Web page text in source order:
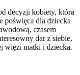
decyzji kobiety, która
poświęca dla dziecka
czasem
dar z siebie,
więzi matki i dziecka.